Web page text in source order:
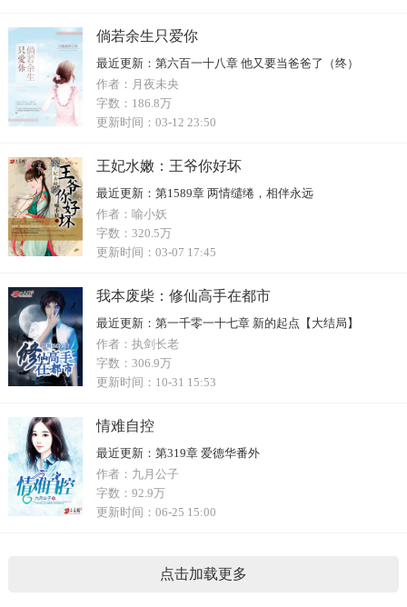
倘若余生只爱你
最近更新： 第六百一十八章 他又要当爸爸了（终）
作者： 月夜未央
字数： 186.8万
更新时间： 03-12 23:50
王妃水嫩：王爷你好坏
最近更新： 第1589章 两情缱绻，相伴永远
作者： 喻小妖
字数： 320.5万
更新时间： 03-07 17:45
我本废柴：修仙高手在都市
最近更新： 第一千零一十七章 新的起点【大结局】
作者： 执剑长老
字数： 306.9万
更新时间： 10-31 15:53
情难自控
最近更新： 第319章 爱德华番外
作者： 九月公子
字数： 92.9万
更新时间： 06-25 15:00
点击加载更多